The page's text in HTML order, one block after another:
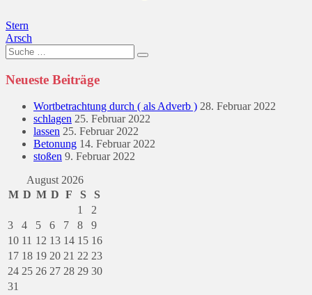
Beitragsnavigation
Stern
Arsch
Suche
nach:
Neueste Beiträge
Wortbetrachtung durch ( als Adverb ) 28. Februar 2022
schlagen 25. Februar 2022
lassen 25. Februar 2022
Betonung 14. Februar 2022
stoßen 9. Februar 2022
August 2026
M D M D F S
S
1
2
3
4 5 6 7 8
9
10 11 12 13 14 15 16
17 18 19 20 21 22 23
24 25 26 27 28 29 30
31